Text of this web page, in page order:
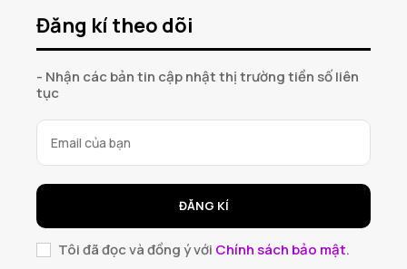
Đăng kí theo dõi
- Nhận các bản tin cập nhật thị trường tiền số liên
tục
ĐĂNG KÍ
Tôi đã đọc và đồng ý với Chính sách bảo mật.